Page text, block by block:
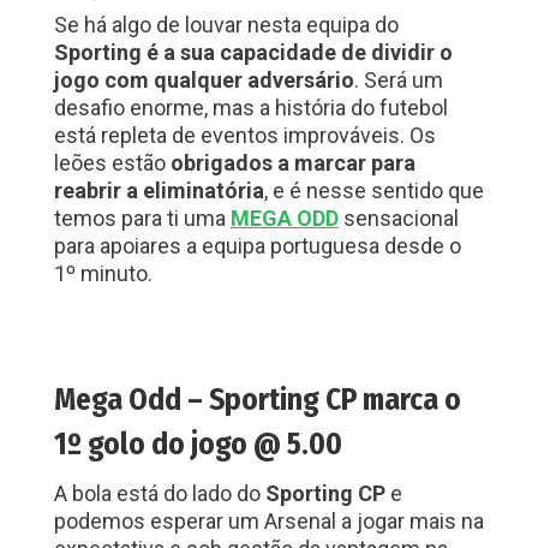
Se há algo de louvar nesta equipa do
Sporting é a sua capacidade de dividir o
jogo com qualquer adversário. Será um
desafio enorme, mas a história do futebol
está repleta de eventos improváveis. Os
leões estão obrigados a marcar para
reabrir a eliminatória, e é nesse sentido que
temos para ti uma MEGA ODDsensacional
para apoiares a equipa portuguesa desde o
1º minuto.
Mega Odd – Sporting CP marca o
1º golo do jogo @ 5.00
A bola está do lado do Sporting CPe
podemos esperar um Arsenal a jogar mais na